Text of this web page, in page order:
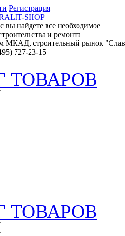
Регистрация
вы найдете все необходимое
и ремонта
МКАД, строительный рынок
727-23-15
ТОВАРОВ
ТОВАРОВ